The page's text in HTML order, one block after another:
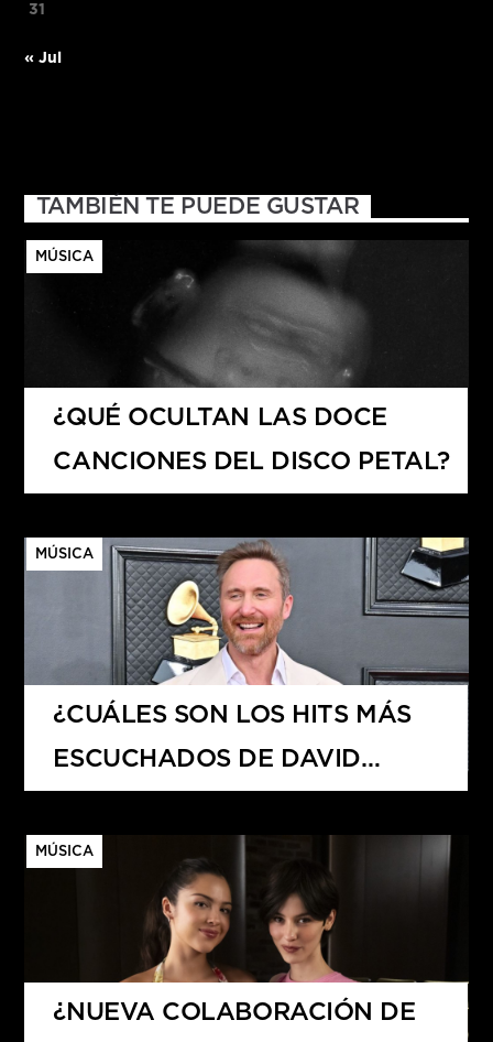
31
« Jul
TAMBIÉN TE PUEDE GUSTAR
MÚSICA
¿QUÉ OCULTAN LAS DOCE
CANCIONES DEL DISCO PETAL?
MÚSICA
¿CUÁLES SON LOS HITS MÁS
ESCUCHADOS DE DAVID
MÚSICA
¿NUEVA COLABORACIÓN DE